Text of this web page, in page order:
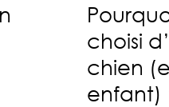
choisi
chien
enfant)